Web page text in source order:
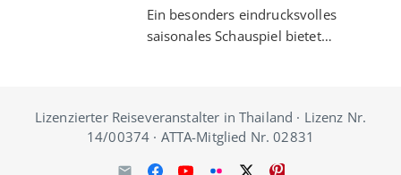
Ein besonders eindrucksvolles
saisonales Schauspiel bietet…
Lizenzierter Reiseveranstalter in Thailand · Lizenz Nr.
14/00374 · ATTA-Mitglied Nr. 02831